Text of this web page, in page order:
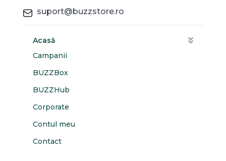
suport@buzzstore.ro
Acasă
Campanii
BUZZBox
BUZZHub
Corporate
Contul meu
Contact